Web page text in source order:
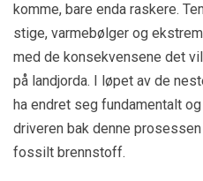
komme, bare enda raskere.
stige, varmebølger og
med de konsekvensene det
på landjorda. I løpet av de
ha endret seg fundamentalt
driveren bak denne
fossilt brennstoff.